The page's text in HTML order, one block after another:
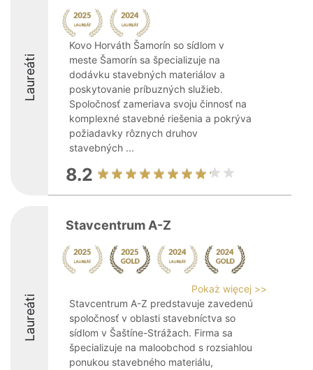
Laureáti
Kovo Horváth Šamorín so sídlom v
meste Šamorín sa špecializuje na
dodávku stavebných materiálov a
poskytovanie príbuzných služieb.
Spoločnosť zameriava svoju činnosť na
komplexné stavebné riešenia a pokrýva
požiadavky rôznych druhov
stavebných ...
8.2
Laureáti
Stavcentrum A-Z
Pokaż więcej >>
Stavcentrum A-Z predstavuje zavedenú
spoločnosť v oblasti stavebníctva so
sídlom v Šaštíne-Strážach. Firma sa
špecializuje na maloobchod s rozsiahlou
ponukou stavebného materiálu,